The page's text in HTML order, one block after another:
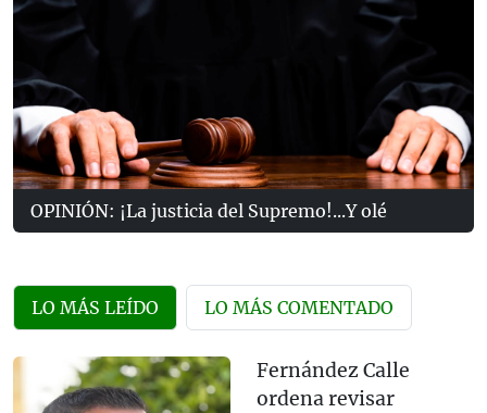
OPINIÓN: ¡La justicia del Supremo!...Y olé
LO MÁS LEÍDO LO MÁS COMENTADO
Fernández Calle
ordena revisar